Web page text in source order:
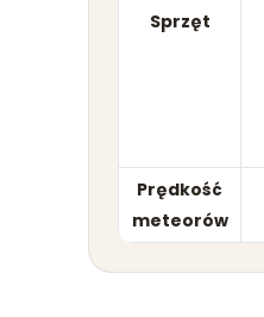
Sprzęt
Prędkość
meteorów